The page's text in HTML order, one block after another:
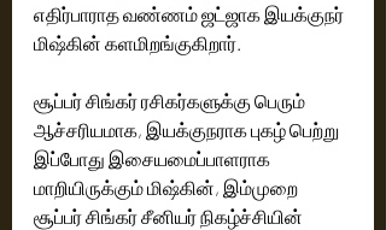
எதிர்பாராத வண்ணம் ஜட்ஜாக இயக்குநர்
மிஷ்கின் களமிறங்குகிறார்.
சூப்பர் சிங்கர் ரசிகர்களுக்கு பெரும்
ஆச்சரியமாக, இயக்குநராக புகழ் பெற்று
இப்போது இசையமைப்பாளராக
மாறியிருக்கும் மிஷ்கின், இம்முறை
சூப்பர் சிங்கர் சீனியர் நிகழ்ச்சியின்